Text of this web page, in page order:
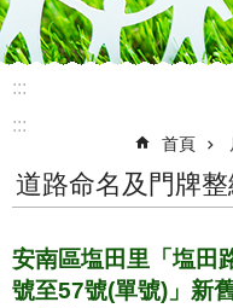
:::
:::
首頁
道路命名及門牌
安南區塩田里「塩田
號至57號(單號)」新